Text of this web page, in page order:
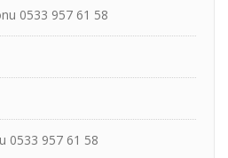
0533 957 61 58
0533 957 61 58